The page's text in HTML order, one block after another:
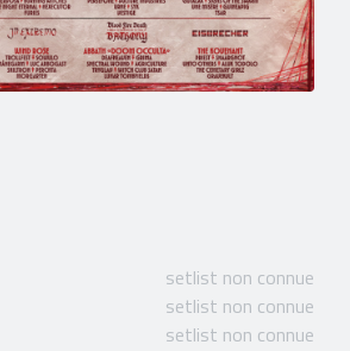
setlist non connue
setlist non connue
setlist non connue